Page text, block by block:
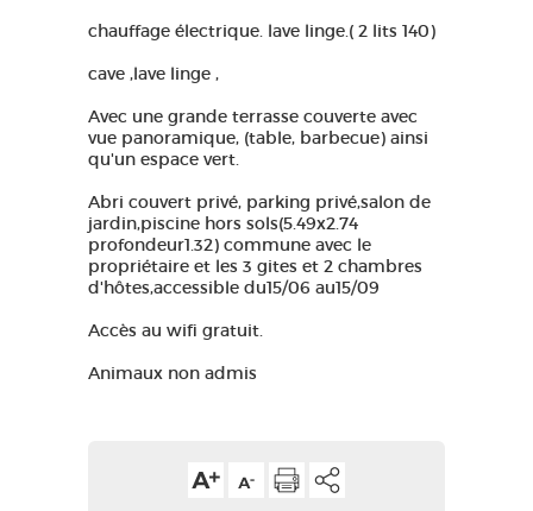
chauffage électrique. lave linge.( 2 lits 140)
cave ,lave linge ,
Avec une grande terrasse couverte avec
vue panoramique, (table, barbecue) ainsi
qu'un espace vert.
Abri couvert privé, parking privé,salon de
jardin,piscine hors sols(5.49x2.74
profondeur1.32) commune avec le
propriétaire et les 3 gites et 2 chambres
d'hôtes,accessible du15/06 au15/09
Accès au wifi gratuit.
Animaux non admis